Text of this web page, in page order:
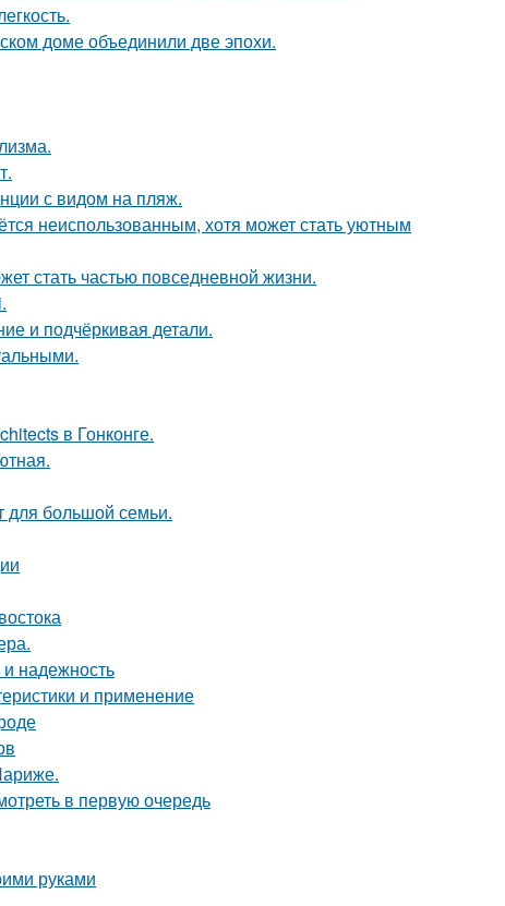
доме объединили две эпохи.
с видом на пляж.
неиспользованным, хотя может стать уютным
стать частью повседневной жизни.
и подчёркивая детали.
в Гонконге.
для большой семьи.
надежность
и применение
в первую очередь
руками